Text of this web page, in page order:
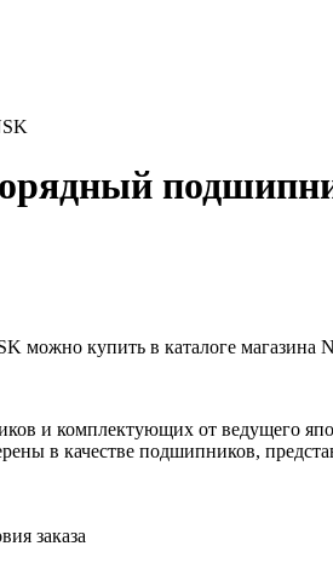
купить в каталоге магазина
и комплектующих от ведущего
в качестве подшипников,
заказа